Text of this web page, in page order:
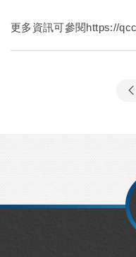
更多資訊可參閱https://